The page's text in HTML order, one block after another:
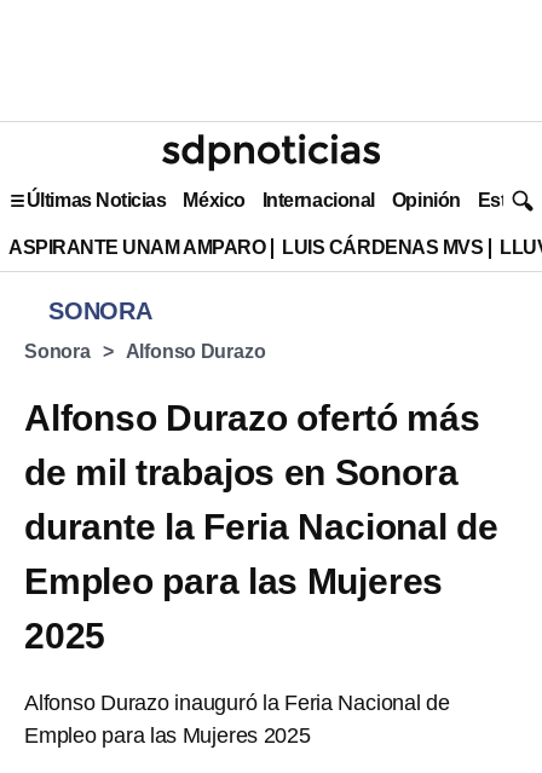
Últimas Noticias México Internacional Opinión Estilo
ASPIRANTE UNAM AMPARO LUIS CÁRDENAS MVS
SONORA
Sonora Alfonso Durazo
Alfonso Durazo ofertó más
de mil trabajos en Sonora
durante la Feria Nacional de
Empleo para las Mujeres
2025
Alfonso Durazo inauguró la Feria Nacional de
Empleo para las Mujeres 2025